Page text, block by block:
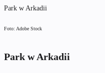
Park w Arkadii
Foto: Adobe Stock
Park w Arkadii